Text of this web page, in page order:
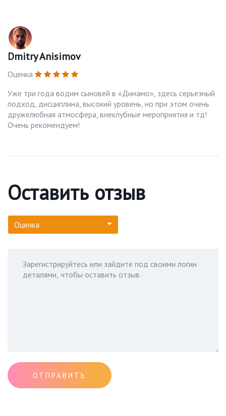
Dmitry Anisimov
Оценка
Уже три года водим сыновей в «Динамо», здесь серьезный
подход, дисциплина, высокий уровень, но при этом очень
дружелюбная атмосфера, внеклубные мероприятия и тд!
Очень рекомендуем!
Оставить отзыв
Оценка
ОТПРАВИТЬ